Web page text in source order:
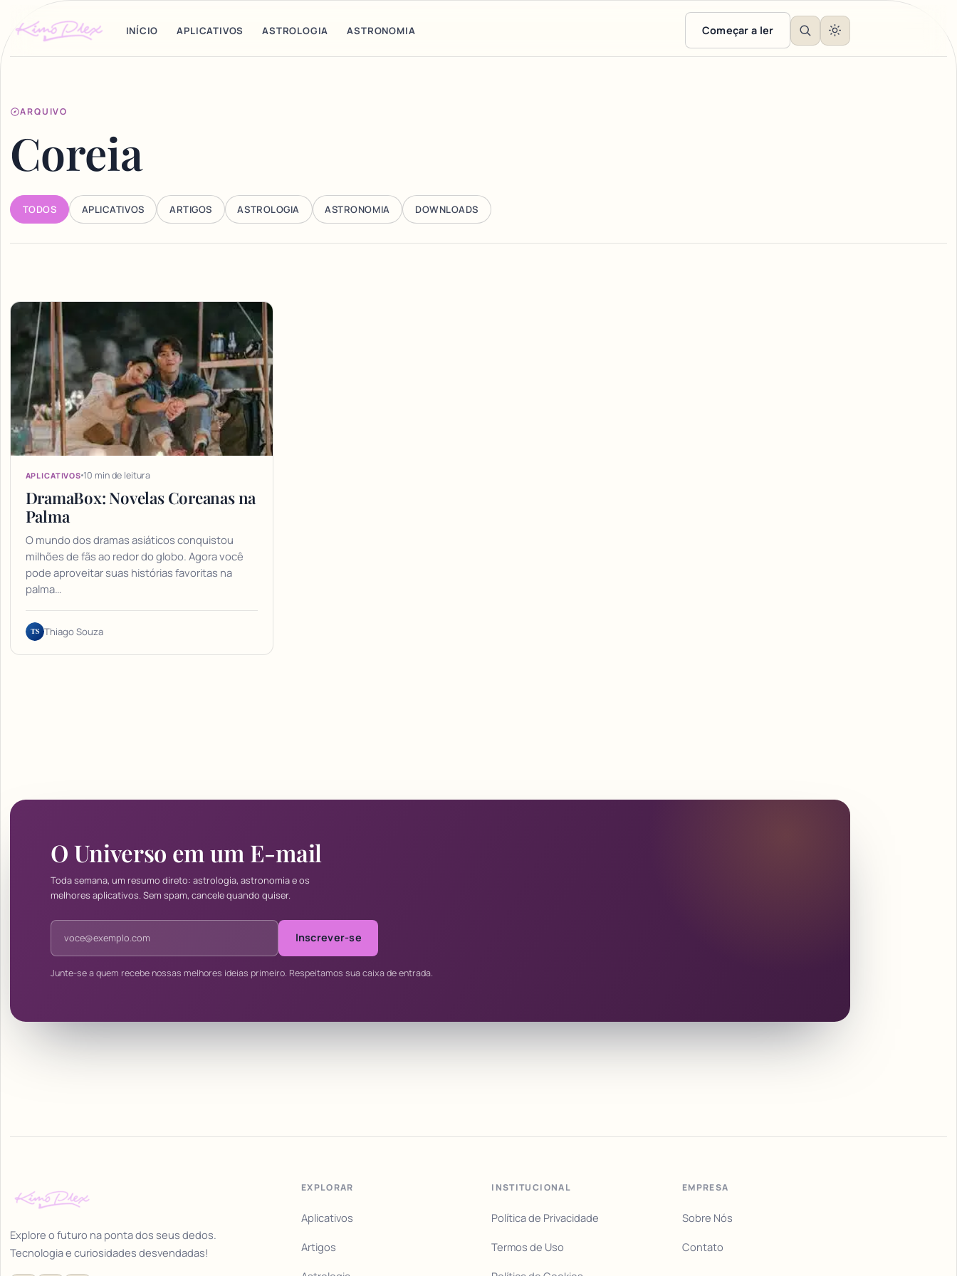
INÍCIO APLICATIVOS ASTROLOGIA ASTRONOMIA Começar a ler
ARQUIVO
Coreia
TODOS APLICATIVOS ARTIGOS ASTROLOGIA ASTRONOMIA DOWNLOADS
Articles
APLICATIVOS 10 min de leitura
DramaBox: Novelas Coreanas na
Palma
O mundo dos dramas asiáticos conquistou
milhões de fãs ao redor do globo. Agora você
pode aproveitar suas histórias favoritas na
palma…
TS Thiago Souza
O Universo em um E-mail
Toda semana, um resumo direto: astrologia, astronomia e os
melhores aplicativos. Sem spam, cancele quando quiser.
Endereço de e-mail
Inscrever-se
Junte-se a quem recebe nossas melhores ideias primeiro. Respeitamos sua caixa de entrada.
Explore o futuro na ponta dos seus dedos.
Tecnologia e curiosidades desvendadas!
EXPLORAR
Aplicativos
Artigos
INSTITUCIONAL
Política de Privacidade
Termos de Uso
EMPRESA
Sobre Nós
Contato